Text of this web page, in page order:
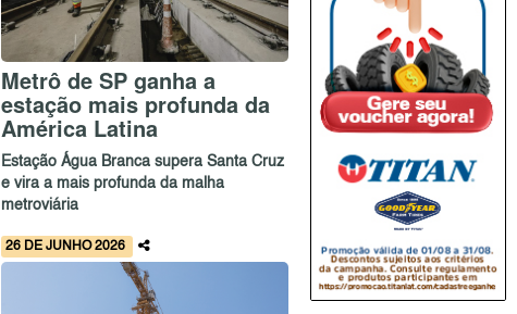
Metrô de SP ganha a
estação mais profunda da
América Latina
Estação Água Branca supera Santa Cruz
e vira a mais profunda da malha
metroviária
26 DE JUNHO 2026